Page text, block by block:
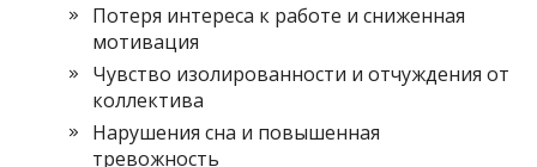
Потеря интереса к работе и сниженная
мотивация
Чувство изолированности и отчуждения от
коллектива
Нарушения сна и повышенная
тревожность